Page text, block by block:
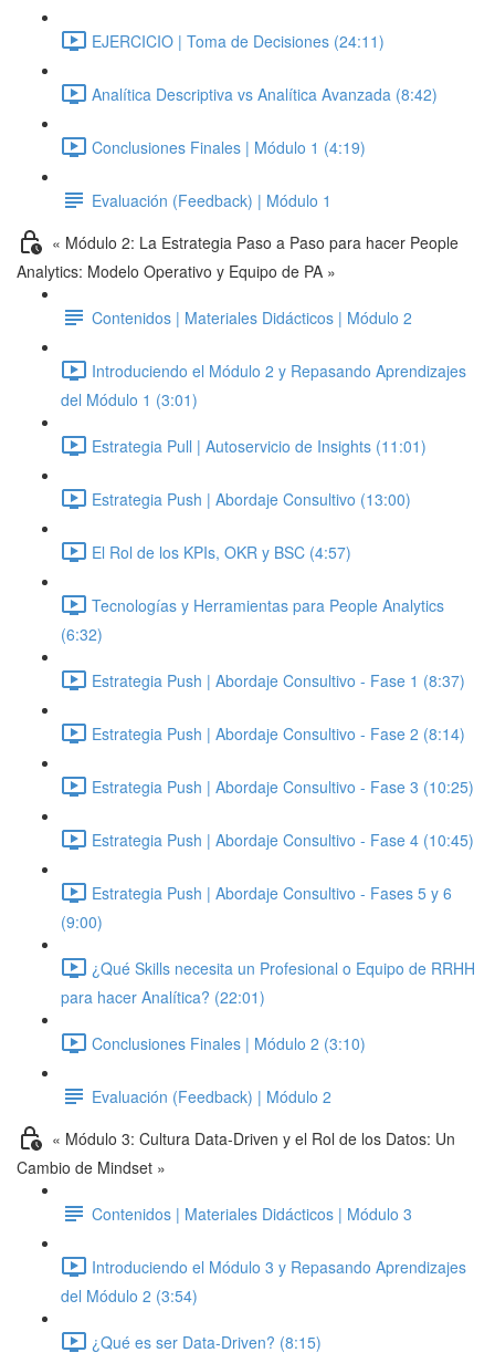
EJERCICIO | Toma de Decisiones (24:11)
Analítica Descriptiva vs Analítica Avanzada (8:42)
Conclusiones Finales | Módulo 1 (4:19)
Evaluación (Feedback) | Módulo 1
« Módulo 2: La Estrategia Paso a Paso para hacer People
Analytics: Modelo Operativo y Equipo de PA »
Contenidos | Materiales Didácticos | Módulo 2
Introduciendo el Módulo 2 y Repasando Aprendizajes
del Módulo 1 (3:01)
Estrategia Pull | Autoservicio de Insights (11:01)
Estrategia Push | Abordaje Consultivo (13:00)
El Rol de los KPIs, OKR y BSC (4:57)
Tecnologías y Herramientas para People Analytics
(6:32)
Estrategia Push | Abordaje Consultivo - Fase 1 (8:37)
Estrategia Push | Abordaje Consultivo - Fase 2 (8:14)
Estrategia Push | Abordaje Consultivo - Fase 3 (10:25)
Estrategia Push | Abordaje Consultivo - Fase 4 (10:45)
Estrategia Push | Abordaje Consultivo - Fases 5 y 6
(9:00)
¿Qué Skills necesita un Profesional o Equipo de RRHH
para hacer Analítica? (22:01)
Conclusiones Finales | Módulo 2 (3:10)
Evaluación (Feedback) | Módulo 2
« Módulo 3: Cultura Data-Driven y el Rol de los Datos: Un
Cambio de Mindset »
Contenidos | Materiales Didácticos | Módulo 3
Introduciendo el Módulo 3 y Repasando Aprendizajes
del Módulo 2 (3:54)
¿Qué es ser Data-Driven? (8:15)